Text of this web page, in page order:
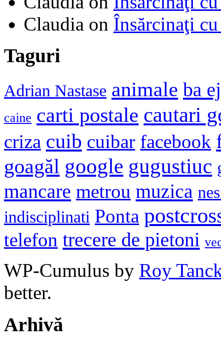
Claudia on Însărcinaţi
Taguri
Adrian Nastase animale ba
caine carti postale cautari
criza cuib cuibar facebook
goagăl google gugustiuc
mancare metrou muzica
indisciplinati Ponta
telefon trecere de pietoni
WP-Cumulus by Roy
better.
Arhivă